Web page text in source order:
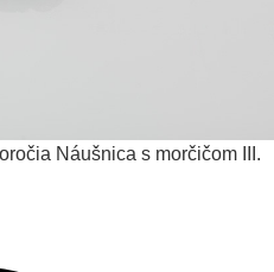
Náušnica s morčičom III.